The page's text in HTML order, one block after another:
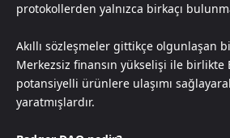
protokollerden yalnızca birkaçı
Akıllı sözleşmeler gittikçe olgunlaşan
Merkezsiz finansın yükselişi ile birlikte
potansiyelli ürünlere ulaşımı
yaratmışlardır.